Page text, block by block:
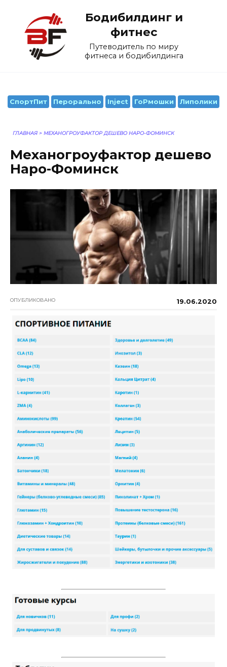
содержанию
Бодибилдинг и
фитнес
Путеводитель по миру
фитнеса и бодибилдинга
СпортПит Перорально Inject ГоРмошки Липолики
ГЛАВНАЯ > МЕХАНОГРОУФАКТОР ДЕШЕВО НАРО-ФОМИНСК
Механогроуфактор дешево
Наро-Фоминск
ОПУБЛИКОВАНО 19.06.2020